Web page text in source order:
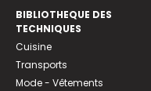
BIBLIOTHEQUE DES
TECHNIQUES
Cuisine
Transports
Mode - Vêtements